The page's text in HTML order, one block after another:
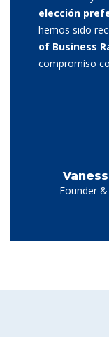
elección
hemos sido
of Business
compromiso
Founder &